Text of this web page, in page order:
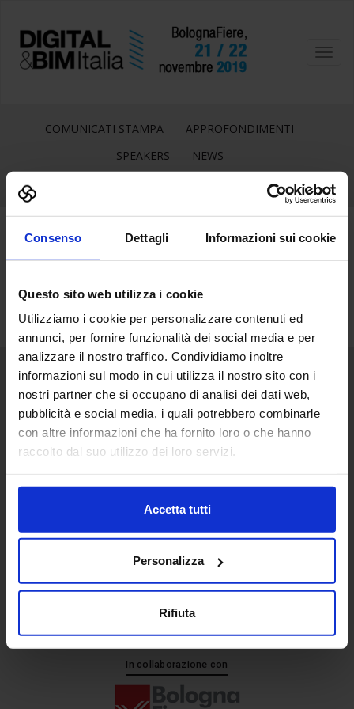
Consenso Dettagli Informazioni sui cookie
Questo sito web utilizza i cookie
Utilizziamo i cookie per personalizzare contenuti ed
annunci, per fornire funzionalità dei social media e per
analizzare il nostro traffico. Condividiamo inoltre
informazioni sul modo in cui utilizza il nostro sito con i
nostri partner che si occupano di analisi dei dati web,
pubblicità e social media, i quali potrebbero combinarle
con altre informazioni che ha fornito loro o che hanno
raccolto dal suo utilizzo dei loro servizi.
Accetta tutti
Personalizza
Rifiuta
COMUNICATI STAMPA
APPROFONDIMENTI
SPEAKERS
NEWS
Senaf srl
+ 39 051.325511
+ 39 02.332039460
In collaborazione con